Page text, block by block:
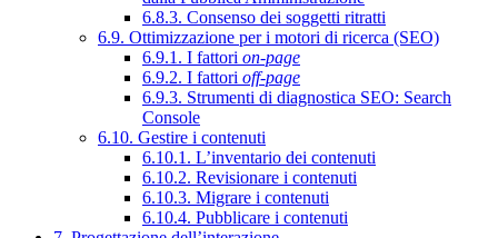
6.8.3. Consenso dei soggetti ritratti
6.9. Ottimizzazione per i motori di ricerca (SEO)
6.9.1. I fattori on-page
6.9.2. I fattori off-page
6.9.3. Strumenti di diagnostica SEO: Search
Console
6.10. Gestire i contenuti
6.10.1. L’inventario dei contenuti
6.10.2. Revisionare i contenuti
6.10.3. Migrare i contenuti
6.10.4. Pubblicare i contenuti